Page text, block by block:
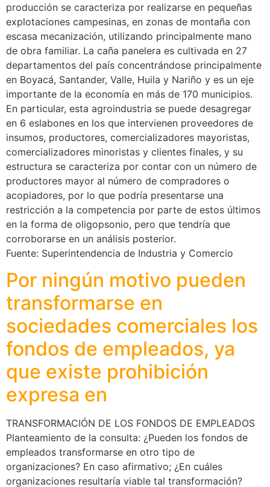
producción se caracteriza por realizarse en pequeñas
explotaciones campesinas, en zonas de montaña con
escasa mecanización, utilizando principalmente mano
de obra familiar. La caña panelera es cultivada en 27
departamentos del país concentrándose principalmente
en Boyacá, Santander, Valle, Huila y Nariño y es un eje
importante de la economía en más de 170 municipios.
En particular, esta agroindustria se puede desagregar
en 6 eslabones en los que intervienen proveedores de
insumos, productores, comercializadores mayoristas,
comercializadores minoristas y clientes finales, y su
estructura se caracteriza por contar con un número de
productores mayor al número de compradores o
acopiadores, por lo que podría presentarse una
restricción a la competencia por parte de estos últimos
en la forma de oligopsonio, pero que tendría que
corroborarse en un análisis posterior.
Fuente: Superintendencia de Industria y Comercio
Por ningún motivo pueden
transformarse en
sociedades comerciales los
fondos de empleados, ya
que existe prohibición
expresa en
TRANSFORMACIÓN DE LOS FONDOS DE EMPLEADOS
Planteamiento de la consulta: ¿Pueden los fondos de
empleados transformarse en otro tipo de
organizaciones? En caso afirmativo; ¿En cuáles
organizaciones resultaría viable tal transformación?